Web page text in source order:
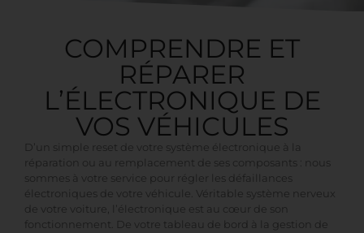
COMPRENDRE ET
RÉPARER
L’ÉLECTRONIQUE DE
VOS VÉHICULES
D’un simple reset de votre système électronique à la
réparation ou au remplacement de ses composants : nous
sommes à votre service pour régler les défaillances
électroniques de votre véhicule. Véritable système nerveux
de votre voiture, l’électronique est au cœur de son
fonctionnement. De votre tableau de bord à la gestion de